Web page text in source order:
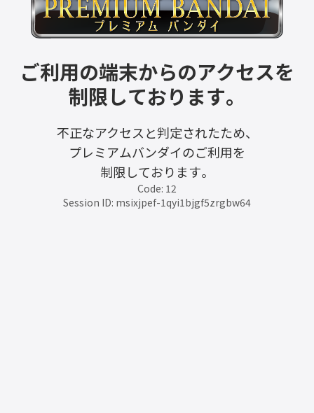
ご利用の端末からのアクセスを
制限しております。
不正なアクセスと判定されたため、
プレミアムバンダイのご利用を
制限しております。
Code: 12
Session ID: msixjpef-1qyi1bjgf5zrgbw64